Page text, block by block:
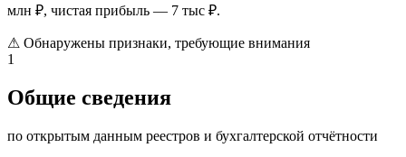
млн ₽, чистая прибыль — 7 тыс ₽.
⚠ Обнаружены признаки, требующие внимания
1
Общие сведения
по открытым данным реестров и бухгалтерской отчётности